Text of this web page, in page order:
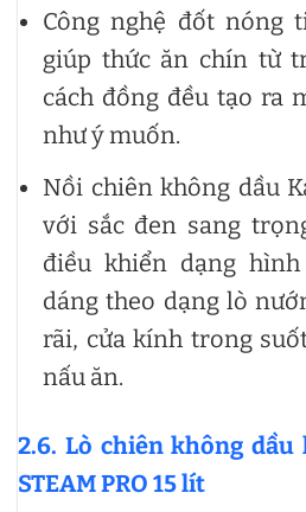
Công nghệ đốt nóng
giúp thức ăn chín từ
cách đồng đều tạo ra
như ý muốn.
Nồi chiên không dầu
với sắc đen sang
điều khiển dạng
dáng theo dạng lò
rãi, cửa kính trong
nấu ăn.
2.6. Lò chiên không
STEAM PRO 15 lít